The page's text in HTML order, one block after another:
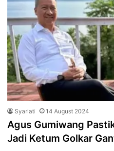
Syariati 14 August 2024
Agus Gumiwang
Jadi Ketum Golkar